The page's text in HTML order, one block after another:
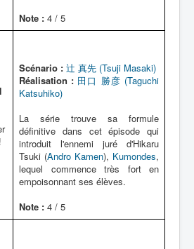
Note : 4 / 5
Scénario : 辻 真先 (Tsuji Masaki)
Réalisation : 田口 勝彦 (Taguchi
Katsuhiko)
La série trouve sa formule
définitive dans cet épisode qui
introduit l'ennemi juré d'Hikaru
Tsuki (Andro Kamen), Kumondes,
lequel commence très fort en
empoisonnant ses élèves.
Note : 4 / 5